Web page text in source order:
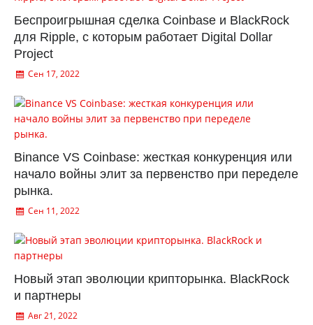
Беспроигрышная сделка Coinbase и BlackRock
для Ripple, с которым работает Digital Dollar
Project
Сен 17, 2022
Binance VS Coinbase: жесткая конкуренция или
начало войны элит за первенство при переделе
рынка.
Сен 11, 2022
Новый этап эволюции крипторынка. BlackRock
и партнеры
Авг 21, 2022